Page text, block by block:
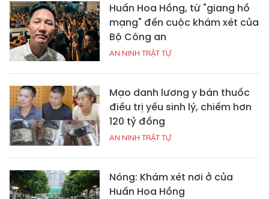
Huấn Hoa Hồng, từ "giang hồ
mạng" đến cuộc khám xét của
Bộ Công an
AN NINH TRẬT TỰ
Mạo danh lương y bán thuốc
điều trị yếu sinh lý, chiếm hơn
120 tỷ đồng
AN NINH TRẬT TỰ
Nóng: Khám xét nơi ở của
Huấn Hoa Hồng